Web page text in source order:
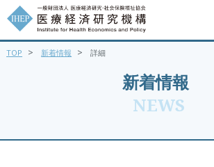
新着情報
NEWS
TOP > 新着情報 > 詳細